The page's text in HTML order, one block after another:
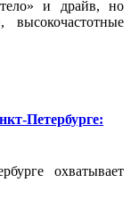
и драйв, но
Петербурге:
охватывает